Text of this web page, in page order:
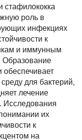
стафилококка
роль в
инфекциях
к
и иммунным
Образование
обеспечивает
для бактерий,
лечение
Исследования
их
к
на